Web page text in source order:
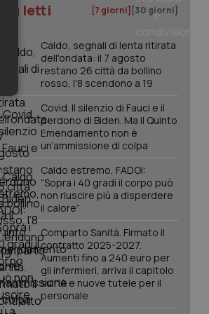
I più letti [7 giorni] [30 giorni]
Caldo, segnali di lenta ritirata
dell'ondata: il 7 agosto
restano 26 città da bollino
rosso, l'8 scendono a 19
Covid. Il silenzio di Fauci e il
perdono di Biden. Ma il Quinto
Emendamento non è
un’ammissione di colpa
Caldo estremo, FADOI:
“Sopra i 40 gradi il corpo può
non riuscire più a disperdere
il calore”
Comparto Sanità. Firmato il
contratto 2025-2027.
Aumenti fino a 240 euro per
gli infermieri, arriva il capitolo
sull'IA e nuove tutele per il
personale